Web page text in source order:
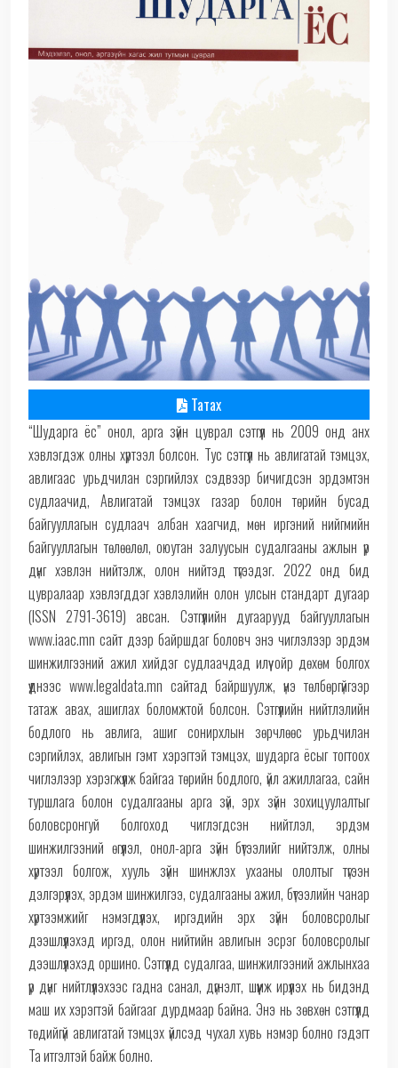
Татах
“Шударга ёс” онол, арга зүйн цуврал сэтгүүл нь 2009 онд анх
хэвлэгдэж олны хүртээл болсон. Тус сэтгүүл нь авлигатай тэмцэх,
авлигаас урьдчилан сэргийлэх сэдвээр бичигдсэн эрдэмтэн
судлаачид, Авлигатай тэмцэх газар болон төрийн бусад
байгууллагын судлаач албан хаагчид, мөн иргэний нийгмийн
байгууллагын төлөөлөл, оюутан залуусын судалгааны ажлын үр
дүнг хэвлэн нийтэлж, олон нийтэд түгээдэг. 2022 онд бид
цувралаар хэвлэгддэг хэвлэлийн олон улсын стандарт дугаар
(ISSN 2791-3619) авсан. Сэтгүүлийн дугаарууд байгууллагын
www.iaac.mn сайт дээр байршдаг боловч энэ чиглэлээр эрдэм
шинжилгээний ажил хийдэг судлаачдад илүү ойр дөхөм болгох
үүднээс www.legaldata.mn сайтад байршуулж, үнэ төлбөргүйгээр
татаж авах, ашиглах боломжтой болсон. Сэтгүүлийн нийтлэлийн
бодлого нь авлига, ашиг сонирхлын зөрчлөөс урьдчилан
сэргийлэх, авлигын гэмт хэрэгтэй тэмцэх, шударга ёсыг тогтоох
чиглэлээр хэрэгжүүлж байгаа төрийн бодлого, үйл ажиллагаа, сайн
туршлага болон судалгааны арга зүй, эрх зүйн зохицуулалтыг
боловсронгуй болгоход чиглэгдсэн нийтлэл, эрдэм
шинжилгээний өгүүлэл, онол-арга зүйн бүтээлийг нийтэлж, олны
хүртээл болгож, хууль зүйн шинжлэх ухааны ололтыг түгээн
дэлгэрүүлэх, эрдэм шинжилгээ, судалгааны ажил, бүтээлийн чанар
хүртээмжийг нэмэгдүүлэх, иргэдийн эрх зүйн боловсролыг
дээшлүүлэхэд иргэд, олон нийтийн авлигын эсрэг боловсролыг
дээшлүүлэхэд оршино. Сэтгүүлд судалгаа, шинжилгээний ажлынхаа
үр дүнг нийтлүүлэхээс гадна санал, дүгнэлт, шүүмж ирүүлэх нь бидэнд
маш их хэрэгтэй байгааг дурдмаар байна. Энэ нь зөвхөн сэтгүүлд
төдийгүй авлигатай тэмцэх үйлсэд чухал хувь нэмэр болно гэдэгт
Та итгэлтэй байж болно.